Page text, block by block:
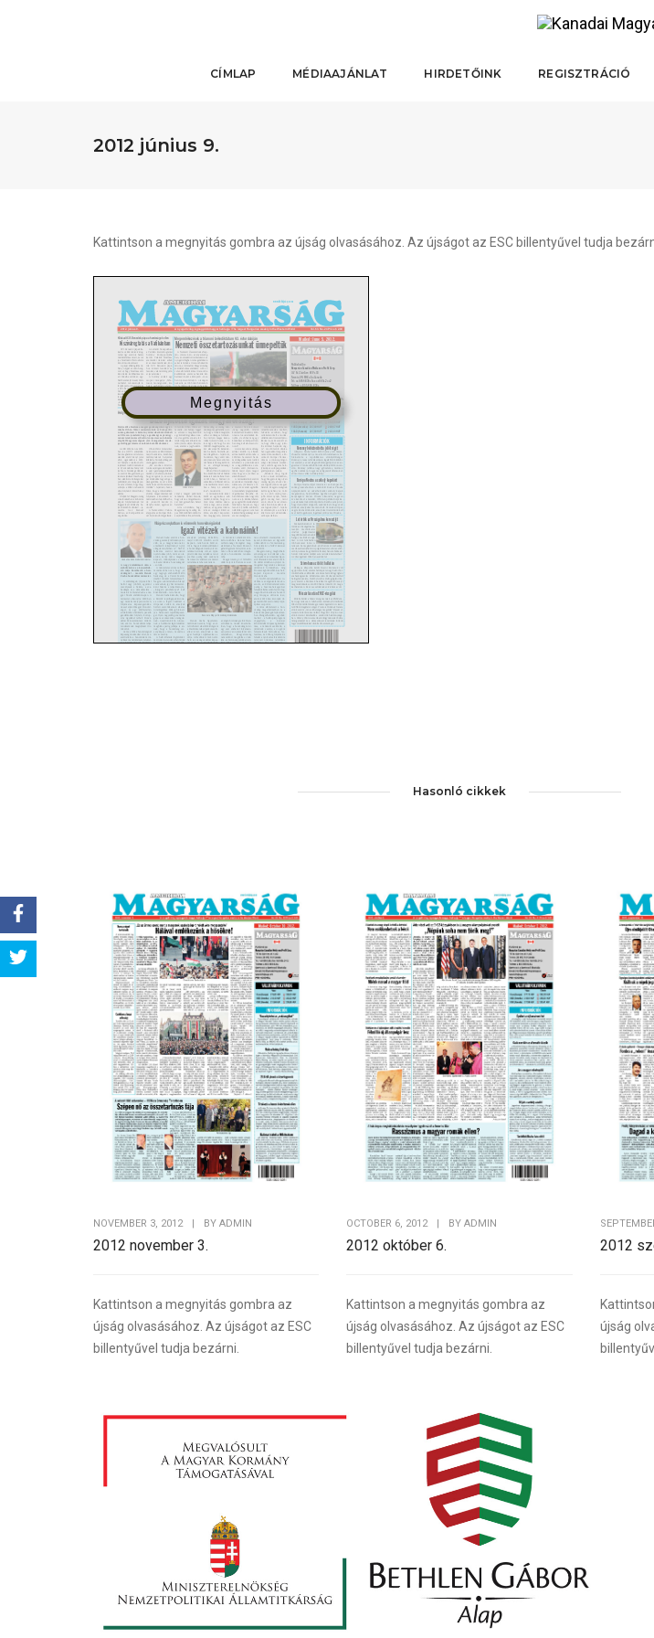
CÍMLAP MÉDIAAJÁNLAT HIRDETŐINK REGISZTRÁCIÓ
2012 június 9.
Kattintson a megnyitás gombra az újság olvasásához. Az újságot az ESC billentyűvel tudja
Megnyitás
Hasonló cikkek
NOVEMBER 3, 2012 BY ADMIN
2012 november 3.
Kattintson a megnyitás gombra az
újság olvasásához. Az újságot az ESC
billentyűvel tudja bezárni.
OCTOBER 6, 2012 BYADMIN
2012 október 6.
Kattintson a megnyitás gombra az
újság olvasásához. Az újságot az ESC
billentyűvel tudja bezárni.
2012
újság
Share